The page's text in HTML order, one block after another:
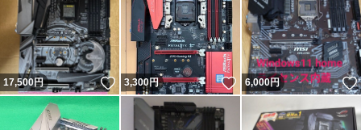
★Yahoo！かんたん決済
【発送方法・送料について(送料無料のものは除きま
す）】（郵送会社名を押すと料金表サイトに移ります）
17,500円 いいね！
3,300円 いいね！
6,000円